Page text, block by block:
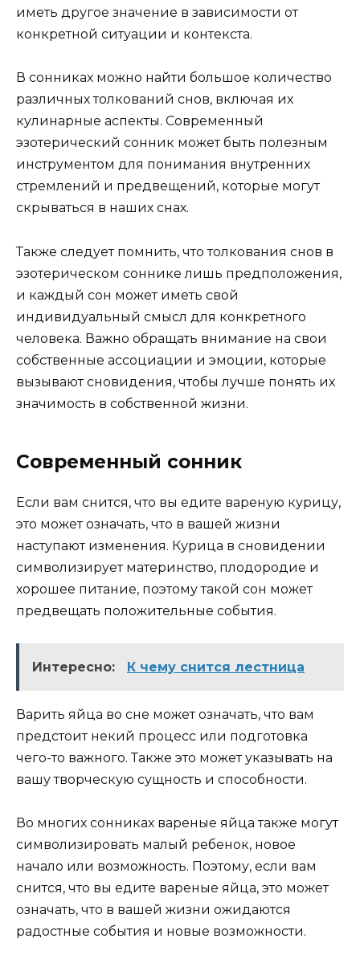
иметь другое значение в зависимости от
конкретной ситуации и контекста.
В сонниках можно найти большое количество
различных толкований снов, включая их
кулинарные аспекты. Современный
эзотерический сонник может быть полезным
инструментом для понимания внутренних
стремлений и предвещений, которые могут
скрываться в наших снах.
Также следует помнить, что толкования снов в
эзотерическом соннике лишь предположения,
и каждый сон может иметь свой
индивидуальный смысл для конкретного
человека. Важно обращать внимание на свои
собственные ассоциации и эмоции, которые
вызывают сновидения, чтобы лучше понять их
значимость в собственной жизни.
Современный сонник
Если вам снится, что вы едите вареную курицу,
это может означать, что в вашей жизни
наступают изменения. Курица в сновидении
символизирует материнство, плодородие и
хорошее питание, поэтому такой сон может
предвещать положительные события.
Интересно: К чему снится лестница
Варить яйца во сне может означать, что вам
предстоит некий процесс или подготовка
чего-то важного. Также это может указывать на
вашу творческую сущность и способности.
Во многих сонниках вареные яйца также могут
символизировать малый ребенок, новое
начало или возможность. Поэтому, если вам
снится, что вы едите вареные яйца, это может
означать, что в вашей жизни ожидаются
радостные события и новые возможности.